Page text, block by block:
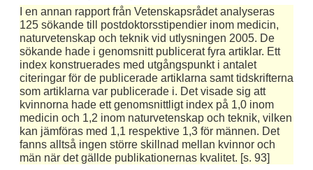
I en annan rapport från Vetenskapsrådet analyseras
125 sökande till postdoktorsstipendier inom medicin,
naturvetenskap och teknik vid utlysningen 2005. De
sökande hade i genomsnitt publicerat fyra artiklar. Ett
index konstruerades med utgångspunkt i antalet
citeringar för de publicerade artiklarna samt tidskrifterna
som artiklarna var publicerade i. Det visade sig att
kvinnorna hade ett genomsnittligt index på 1,0 inom
medicin och 1,2 inom naturvetenskap och teknik, vilken
kan jämföras med 1,1 respektive 1,3 för männen. Det
fanns alltså ingen större skillnad mellan kvinnor och
män när det gällde publikationernas kvalitet. [s. 93]